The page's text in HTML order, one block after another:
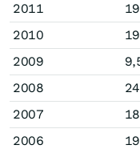
2011
2010
2009
2008
2007
2006